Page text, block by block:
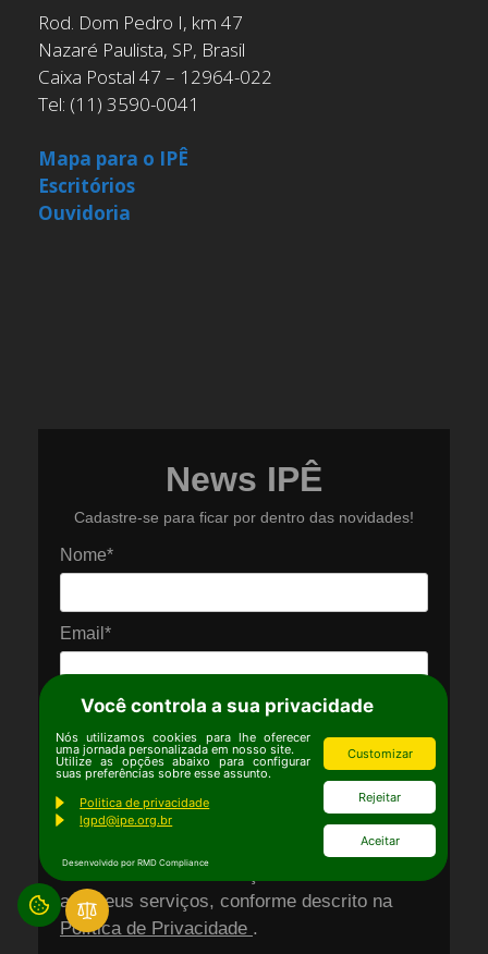
Rod. Dom Pedro I, km 47
Nazaré Paulista, SP, Brasil
Caixa Postal 47 – 12964-022
Tel: (11) 3590-0041
Mapa para o IPÊ
Escritórios
Ouvidoria
News IPÊ
Cadastre-se para ficar por dentro das novidades!
Nome*
Email*
Quero me inscrever :)
Autorizo o IPÊ a utilizar meus dados para
o envio de comunicações, conteúdos
institucionais e informações relacionadas
aos seus serviços, conforme descrito na
Política de Privacidade .
Você controla a sua privacidade
Nós utilizamos cookies para lhe oferecer
uma jornada personalizada em nosso site.
Utilize as opções abaixo para configurar
suas preferências sobre esse assunto.
Politica de privacidade
lgpd@ipe.org.br
Customizar
Rejeitar
Aceitar
Desenvolvido por RMD Compliance